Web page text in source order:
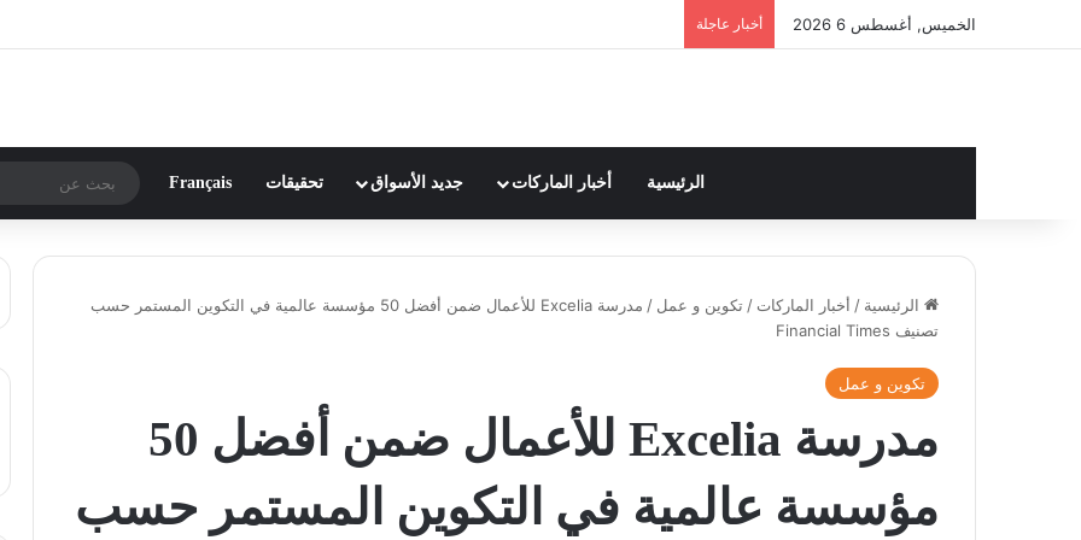
الخميس, أغسطس 6 2026 أخبار عاجلة
الرئيسية أخبار الماركات جديد الأسواق تحقيقات Français
الرئيسية / أخبار الماركات / تكوين و عمل /
مدرسة Excelia للأعمال ضمن أفضل 50 مؤسسة عالمية في التكوين المستمر حسب
تصنيف Financial Times
تكوين و عمل
مدرسة Excelia للأعمال ضمن أفضل 50
مؤسسة عالمية في التكوين المستمر حسب